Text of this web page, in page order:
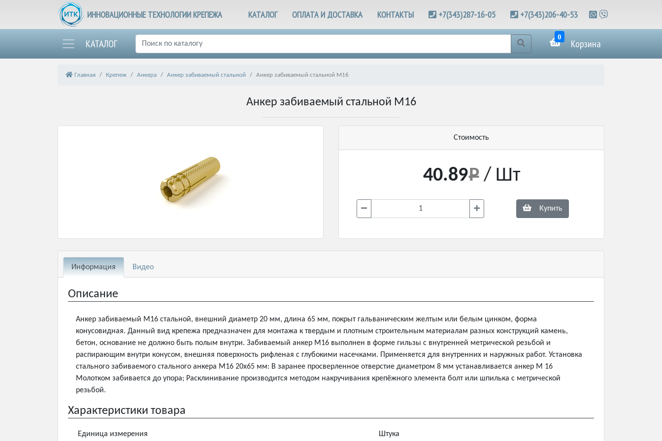
ИННОВАЦИОННЫЕ ТЕХНОЛОГИИ КРЕПЕЖА КАТАЛОГ ОПЛАТА И ДОСТАВКА КОНТАКТЫ +7(343)287-16-05 +7(343)206-40-53
КАТАЛОГ
0
Корзина
Главная Крепеж Анкера Анкер забиваемый стальной Анкер забиваемый стальной М16
Анкер забиваемый стальной М16
Стоимость
40.89 / Шт
Купить
Информация Видео
Описание
Анкер забиваемый М16 стальной, внешний диаметр 20 мм, длина 65 мм, покрыт гальваническим желтым или белым цинком, форма
конусовидная. Данный вид крепежа предназначен для монтажа к твердым и плотным строительным материалам разных конструкций камень,
бетон, основание не должно быть полым внутри. Забиваемый анкер М16 выполнен в форме гильзы с внутренней метрической резьбой и
распирающим внутри конусом, внешняя поверхность рифленая с глубокими насечками. Применяется для внутренних и наружных работ. Установка
стального забиваемого стального анкера М16 20х65 мм: В заранее просверленное отверстие диаметром 8 мм устанавливается анкер М 16
Молотком забивается до упора; Расклинивание производится методом накручивания крепёжного элемента болт или шпилька с метрической
резьбой.
Характеристики товара
Единица измерения Штука